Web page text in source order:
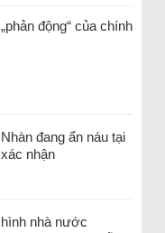
động“ của chính
đang ẩn náu tại
nhận
nhà nước